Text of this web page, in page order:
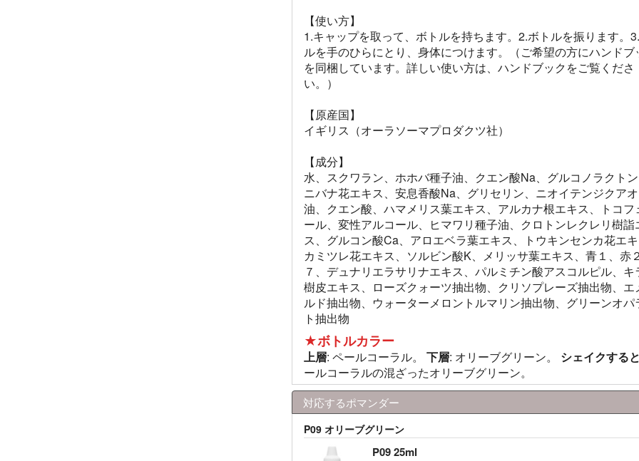
【使い方】
1.キャップを取って、ボトルを持ちます。2.ボトルを振ります。
ルを手のひらにとり、身体につけます。（ご希望の方にハンドブ
を同梱しています。詳しい使い方は、ハンドブックをご覧くださ
い。）
【原産国】
イギリス（オーラソーマプロダクツ社）
【成分】
水、スクワラン、ホホバ種子油、クエン酸Na、グルコノラクト
ニバナ花エキス、安息香酸Na、グリセリン、ニオイテンジクア
油、クエン酸、ハマメリス葉エキス、アルカナ根エキス、トコフ
ール、変性アルコール、ヒマワリ種子油、クロトンレクレリ樹詣
ス、グルコン酸Ca、アロエベラ葉エキス、トウキンセンカ花エ
カミツレ花エキス、ソルビン酸K、メリッサ葉エキス、青１、赤
７、デュナリエラサリナエキス、パルミチン酸アスコルピル、キ
樹皮エキス、ローズクォーツ抽出物、クリソプレーズ抽出物、エ
ルド抽出物、ウォーターメロントルマリン抽出物、グリーンオパ
ト抽出物
★ボトルカラー
上層: ペールコーラル。 下層: オリーブグリーン。 シェイクする
ールコーラルの混ざったオリーブグリーン。
対応するポマンダー
P09 オリーブグリーン
P09 25ml